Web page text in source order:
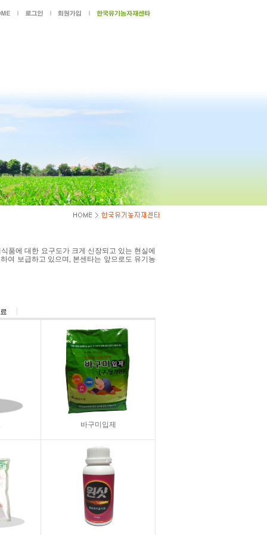
품에 대한 요구도가 크게 신장되고 있는 현실에
여 보급하고 있으며, 본센타는 앞으로도 유기농
바구미입제